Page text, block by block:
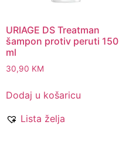
URIAGE DS Treatman
šampon protiv peruti 150
ml
30,90 KM
Dodaj u košaricu
Lista želja